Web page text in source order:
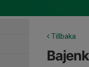
Tillbaka